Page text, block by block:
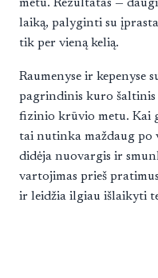
metu. Rezultatas —
laiką, palyginti su
tik per vieną kelią.
Raumenyse ir kepenyse
pagrindinis kuro
fizinio krūvio metu. Kai
tai nutinka maždaug po
didėja nuovargis ir
vartojimas prieš
ir leidžia ilgiau išlaikyti